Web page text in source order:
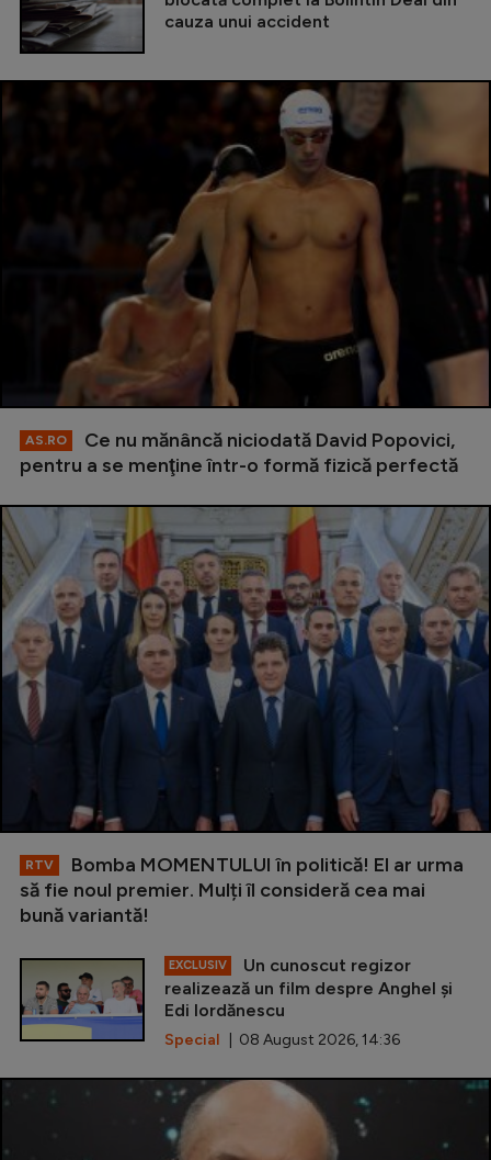
cauza unui accident
AS.RO
Ce nu mănâncă niciodată David Popovici,
pentru a se menţine într-o formă fizică perfectă
RTV
Bomba MOMENTULUI în politică! El ar urma
să fie noul premier. Mulți îl consideră cea mai
bună variantă!
EXCLUSIV
Un cunoscut regizor
realizează un film despre Anghel și
Edi Iordănescu
Special | 08 August 2026, 14:36